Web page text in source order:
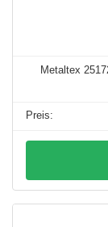
Metaltex